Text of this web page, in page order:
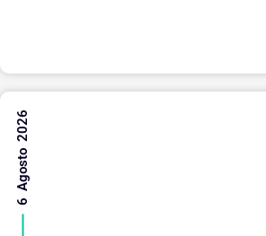
6 Agosto 2026